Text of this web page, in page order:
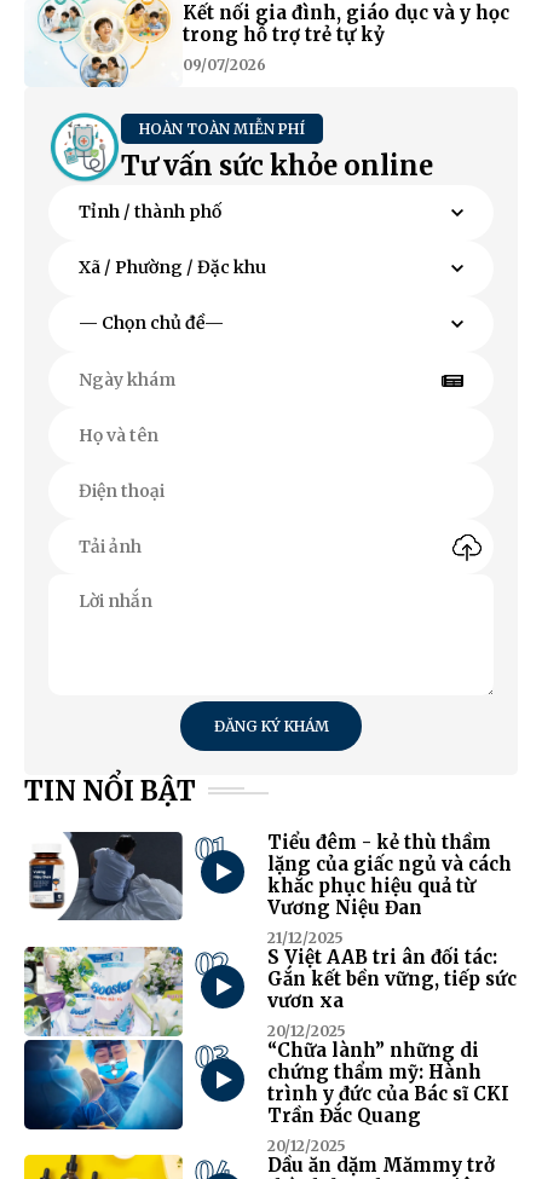
Kết nối gia đình, giáo dục và y học
trong hỗ trợ trẻ tự kỷ
09/07/2026
HOÀN TOÀN MIỄN PHÍ
Tư vấn sức khỏe online
ĐĂNG KÝ KHÁM
TIN NỔI BẬT
01
Tiểu đêm - kẻ thù thầm
lặng của giấc ngủ và cách
khắc phục hiệu quả từ
Vương Niệu Đan
21/12/2025
02
S Việt AAB tri ân đối tác:
Gắn kết bền vững, tiếp sức
vươn xa
20/12/2025
03
“Chữa lành” những di
chứng thẩm mỹ: Hành
trình y đức của Bác sĩ CKI
Trần Đắc Quang
20/12/2025
Dầu ăn dặm Mămmy trở